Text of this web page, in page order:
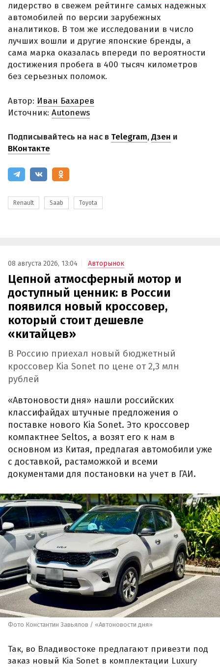
лидерство в свежем рейтинге самых надежных
автомобилей по версии зарубежных
аналитиков. В том же исследовании в число
лучших вошли и другие японские бренды, а
сама марка оказалась впереди по вероятности
достижения пробега в 400 тысяч километров
без серьезных поломок.
Автор: Иван Бахарев
Источник: Autonews
Подписывайтесь на нас в Telegram,Дзен и
ВКонтакте
Renault Saab Toyota
08 августа 2026, 13:04 Авторынок
Цепной атмосферный мотор и
доступный ценник: в России
появился новый кроссовер,
который стоит дешевле
«китайцев»
В Россию приехал новый бюджетный
кроссовер Kia Sonet по цене от 2,3 млн
рублей
«Автоновости дня» нашли российских
классифайдах штучные предложения о
поставке нового Kia Sonet. Это кроссовер
компактнее Seltos, а возят его к нам в
основном из Китая, предлагая автомобили уже
с доставкой, растаможкой и всеми
документами для постановки на учет в ГАИ.
Фото Константин Завьялов / «Автоновости дня»
Так, во Владивостоке предлагают привезти под
заказ новый Kia Sonet в комплектации Luxury